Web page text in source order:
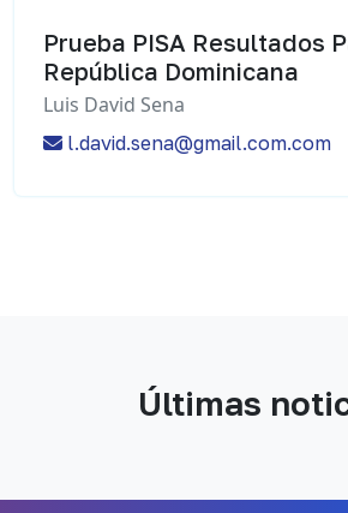
Prueba PISA Resultados
República Dominicana
Luis David Sena
l.david.sena@gmail.com.com
Últimas